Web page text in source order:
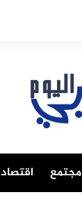
مجتمع اقتصاد